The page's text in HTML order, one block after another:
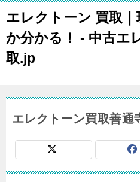
エレクトーン 買取
か分かる！ - 中古エ
取.jp
エレクトーン買取善通